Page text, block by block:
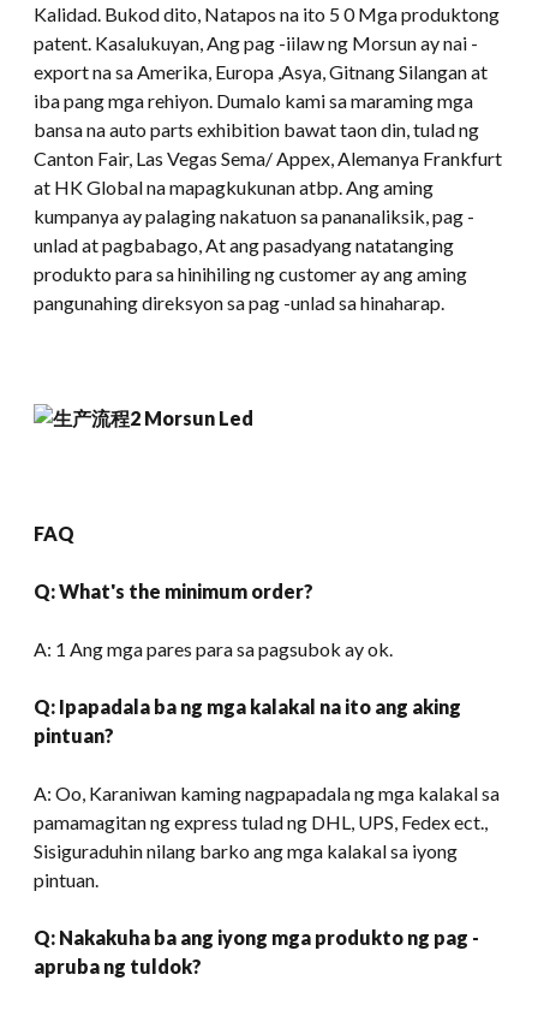
Kalidad. Bukod dito, Natapos na ito 5 0 Mga produktong
patent. Kasalukuyan, Ang pag -iilaw ng Morsun ay nai -
export na sa Amerika, Europa ,Asya, Gitnang Silangan at
iba pang mga rehiyon. Dumalo kami sa maraming mga
bansa na auto parts exhibition bawat taon din, tulad ng
Canton Fair, Las Vegas Sema/ Appex, Alemanya Frankfurt
at HK Global na mapagkukunan atbp. Ang aming
kumpanya ay palaging nakatuon sa pananaliksik, pag -
unlad at pagbabago, At ang pasadyang natatanging
produkto para sa hinihiling ng customer ay ang aming
pangunahing direksyon sa pag -unlad sa hinaharap.
FAQ
Q:What's the minimum order?
A: 1 Ang mga pares para sa pagsubok ay ok.
Q: Ipapadala ba ng mga kalakal na ito ang aking
pintuan?
A: Oo, Karaniwan kaming nagpapadala ng mga kalakal sa
pamamagitan ng express tulad ng DHL, UPS, Fedex ect.,
Sisiguraduhin nilang barko ang mga kalakal sa iyong
pintuan.
Q: Nakakuha ba ang iyong mga produkto ng pag -
apruba ng tuldok?